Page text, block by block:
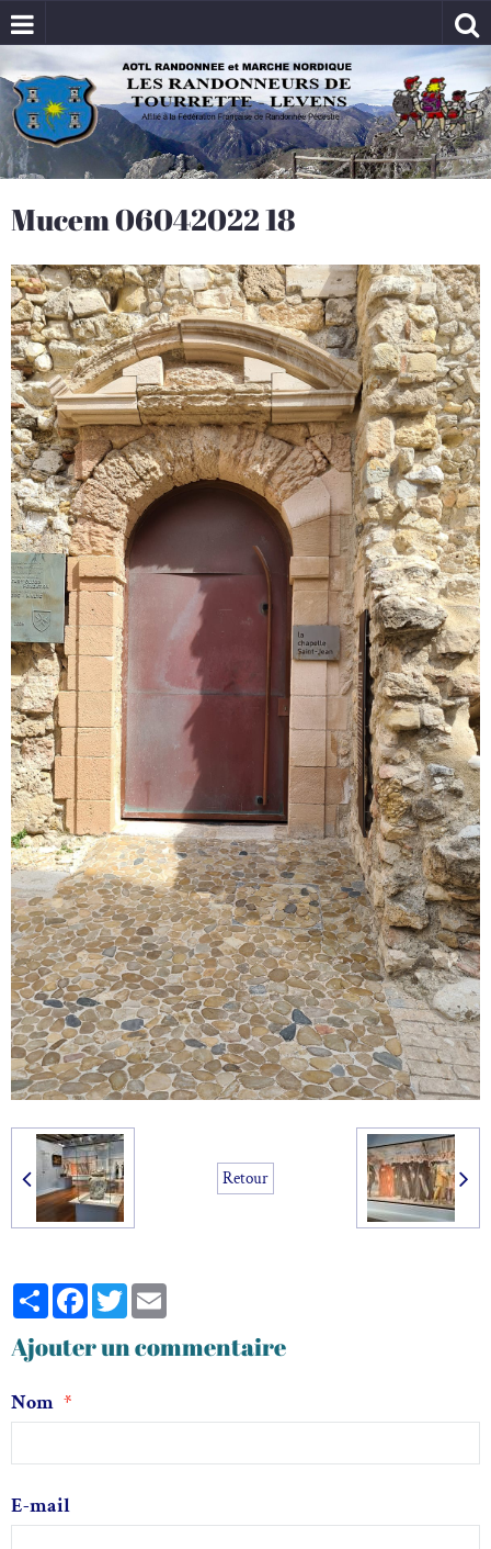
Mucem 06042022 18
Retour
PartagerFacebook
Twitter
Ajouter un commentaire
Nom
E-mail